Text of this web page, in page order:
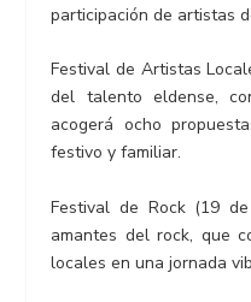
participación de artistas
Festival de Artistas
del talento eldense,
acogerá ocho
festivo y familiar.
Festival de Rock (19
amantes del rock, que
locales en una jornada